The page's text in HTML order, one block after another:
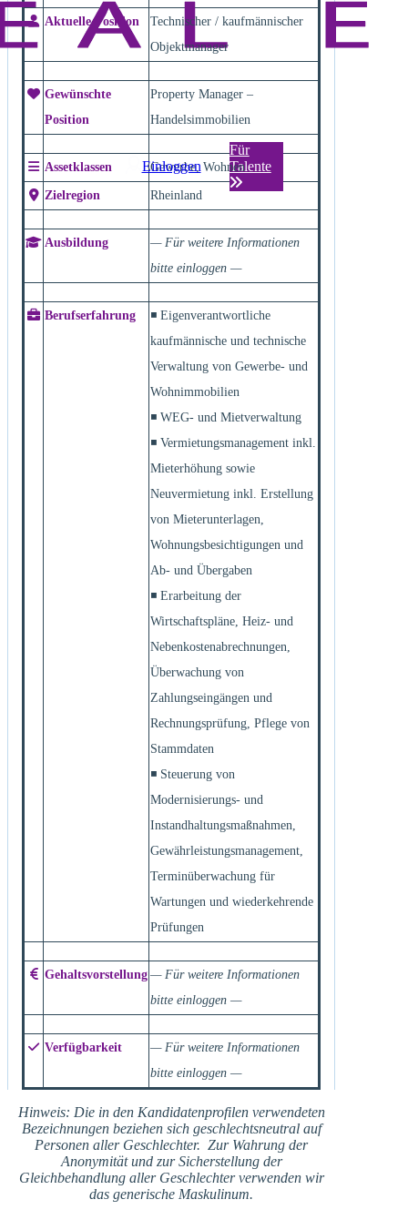
Einloggen
Für
Talente
Aktuelle Position
Technischer / kaufmännischer
Objektmanager
Gewünschte
Position
Property Manager –
Handelsimmobilien
Assetklassen Gewerbe, Wohnen
Zielregion Rheinland
Ausbildung
— Für weitere Informationen
bitte einloggen —
Berufserfahrung
◾ Eigenverantwortliche
kaufmännische und technische
Verwaltung von Gewerbe- und
Wohnimmobilien
◾ WEG- und Mietverwaltung
◾ Vermietungsmanagement inkl.
Mieterhöhung sowie
Neuvermietung inkl. Erstellung
von Mieterunterlagen,
Wohnungsbesichtigungen und
Ab- und Übergaben
◾ Erarbeitung der
Wirtschaftspläne, Heiz- und
Nebenkostenabrechnungen,
Überwachung von
Zahlungseingängen und
Rechnungsprüfung, Pflege von
Stammdaten
◾ Steuerung von
Modernisierungs- und
Instandhaltungsmaßnahmen,
Gewährleistungsmanagement,
Terminüberwachung für
Wartungen und wiederkehrende
Prüfungen
Gehaltsvorstellung — Für weitere Informationen
bitte einloggen —
Verfügbarkeit
— Für weitere Informationen
bitte einloggen —
Hinweis: Die in den Kandidatenprofilen verwendeten
Bezeichnungen beziehen sich geschlechtsneutral auf
Personen aller Geschlechter. Zur Wahrung der
Anonymität und zur Sicherstellung der
Gleichbehandlung aller Geschlechter verwenden wir
das generische Maskulinum.